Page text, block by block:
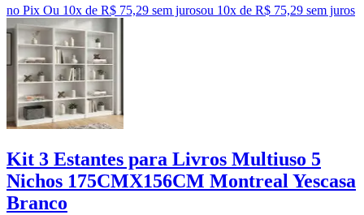
no Pix Ou 10x de R$ 75,29 sem jurosou 10x de R$ 75,29 sem juros
Kit 3 Estantes para Livros Multiuso 5
Nichos 175CMX156CM Montreal Yescasa
Branco